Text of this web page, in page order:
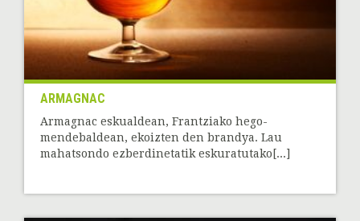
ARMAGNAC
Armagnac eskualdean, Frantziako hego-
mendebaldean, ekoizten den brandya. Lau
mahatsondo ezberdinetatik eskuratutako[...]